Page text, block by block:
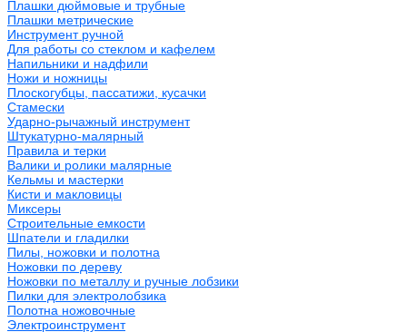
Плашки дюймовые и трубные
Плашки метрические
Инструмент ручной
Для работы со стеклом и кафелем
Напильники и надфили
Ножи и ножницы
Плоскогубцы, пассатижи, кусачки
Стамески
Ударно-рычажный инструмент
Штукатурно-малярный
Правила и терки
Валики и ролики малярные
Кельмы и мастерки
Кисти и макловицы
Миксеры
Строительные емкости
Шпатели и гладилки
Пилы, ножовки и полотна
Ножовки по дереву
Ножовки по металлу и ручные лобзики
Пилки для электролобзика
Полотна ножовочные
Электроинструмент